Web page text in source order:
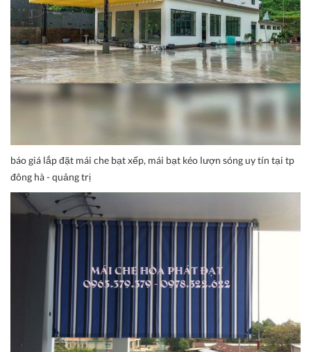
báo giá lắp đặt mái che bạt xếp, mái bạt kéo lượn sóng uy tín tại tp
đông hà - quảng trị